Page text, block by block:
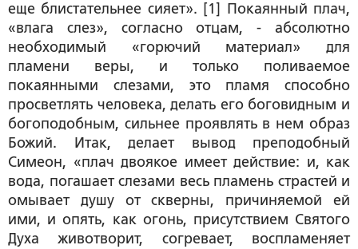
еще блистательнее сияет». [1]
Покаянный плач,
«влага слез», согласно отцам, - абсолютно
необходимый «горючий материал» для
пламени веры, и только поливаемое
покаянными слезами, это пламя способно
просветлять человека, делать его боговидным и
богоподобным, сильнее проявлять в нем образ
Божий. Итак, делает вывод преподобный
Симеон, «плач двоякое имеет действие: и, как
вода, погашает слезами весь пламень страстей и
омывает душу от скверны, причиняемой ей
ими, и опять, как огонь, присутствием Святого
Духа животворит, согревает, воспламеняет